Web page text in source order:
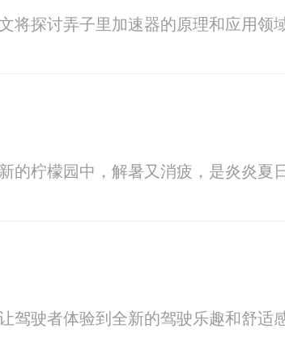
探讨弄子里加速器的原理和应用领域
柠檬园中，解暑又消疲，是炎炎夏
驶者体验到全新的驾驶乐趣和舒适感